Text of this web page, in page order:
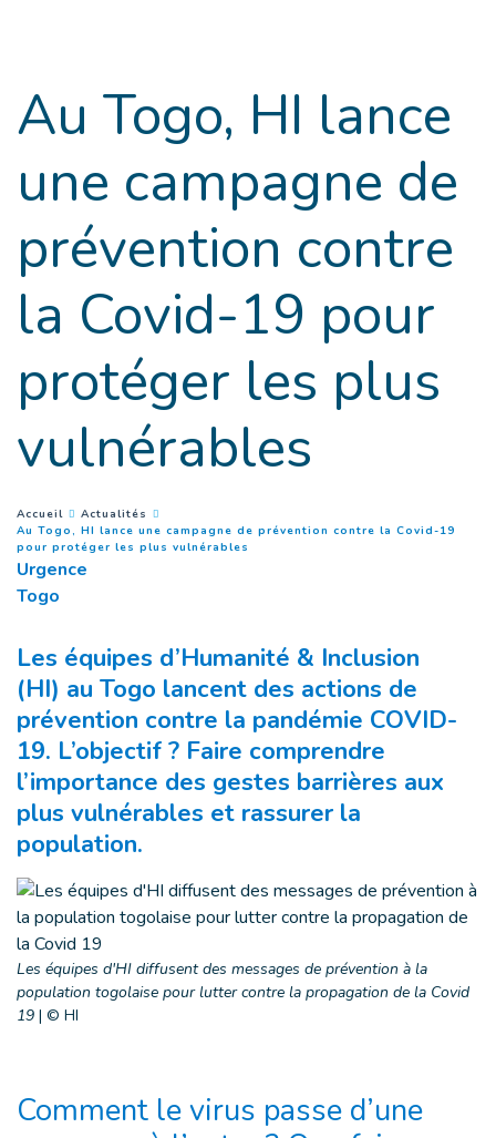
Au Togo, HI lance
une campagne de
prévention contre
la Covid-19 pour
protéger les plus
vulnérables
You are here :
Accueil
Actualités
Au Togo, HI lance une campagne de prévention contre la Covid-19
pour protéger les plus vulnérables
Urgence
Togo
Les équipes d’Humanité & Inclusion
(HI) au Togo lancent des actions de
prévention contre la pandémie COVID-
19. L’objectif ? Faire comprendre
l’importance des gestes barrières aux
plus vulnérables et rassurer la
population.
Les équipes d'HI diffusent des messages de prévention à la
population togolaise pour lutter contre la propagation de la Covid
19 | © HI
Comment le virus passe d’une